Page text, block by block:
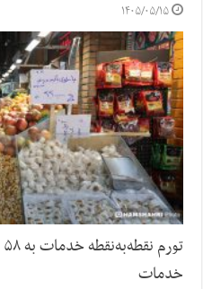
۱۴۰۵/۰۵/۱۵
خدمات